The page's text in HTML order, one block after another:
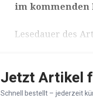
im kommenden
Lesedauer des
Jetzt Artikel
Schnell bestellt – jederzeit